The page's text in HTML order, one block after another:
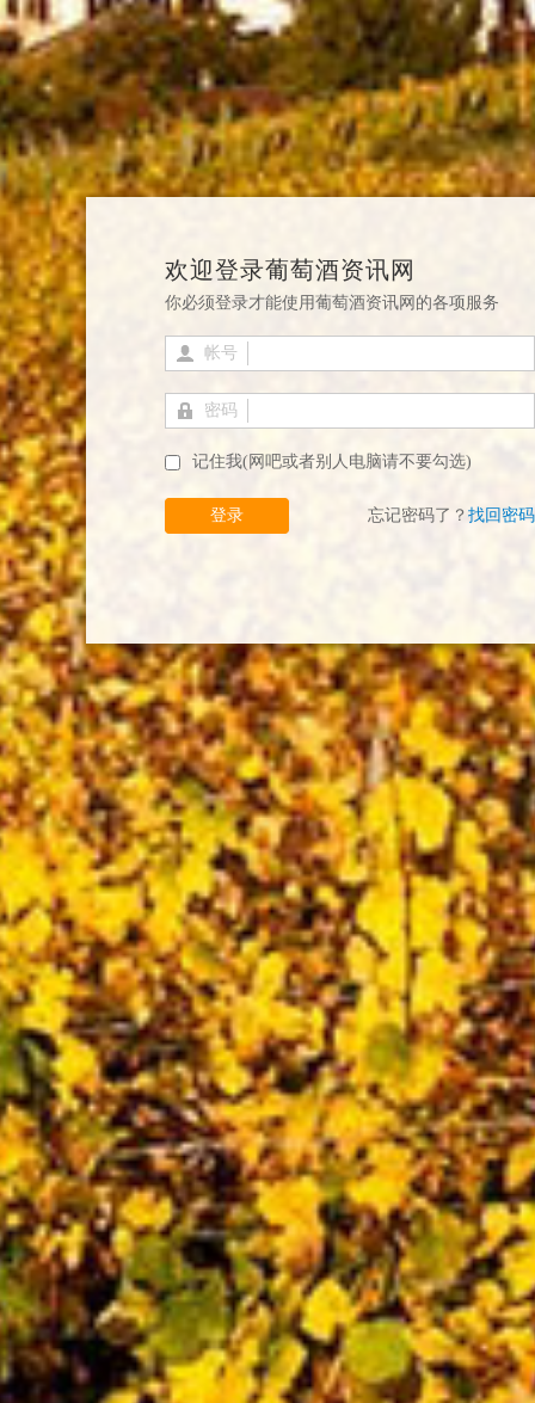
欢迎登录葡萄酒资讯网
你必须登录才能使用葡萄酒资讯网的各项服务
帐号
密码
记住我(网吧或者别人电脑请不要勾选)
登录 忘记密码了？ 找回密码